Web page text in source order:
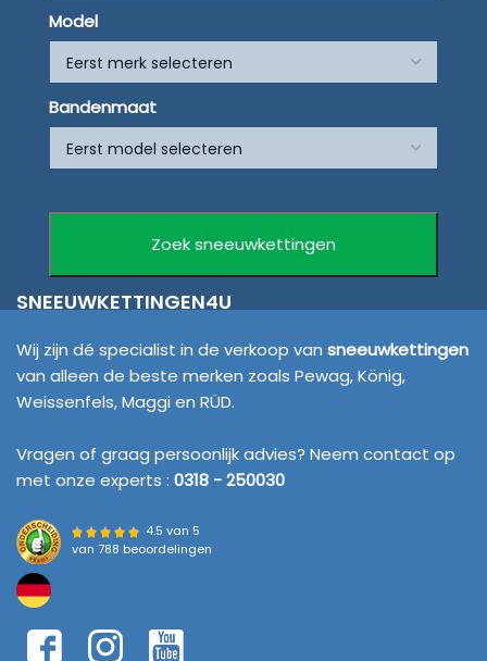
Model
Bandenmaat
SNEEUWKETTINGEN4U
Wij zijn dé specialist in de verkoop van sneeuwkettingen
van alleen de beste merken zoals Pewag, König,
Weissenfels, Maggi en RÜD.
Vragen of graag persoonlijk advies? Neem contact op
met onze experts : 0318 - 250030
4.5 van 5
van 788 beoordelingen